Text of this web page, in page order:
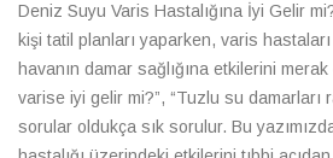
Deniz Suyu Varis Hastalığına İyi Gelir
kişi tatil planları yaparken, varis
havanın damar sağlığına etkilerini
varise iyi gelir mi?”, “Tuzlu su damarları
sorular oldukça sık sorulur. Bu